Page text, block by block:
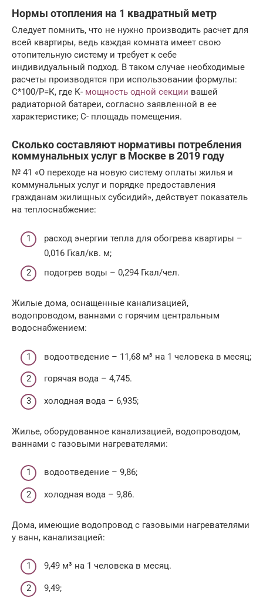
Нормы отопления на 1 квадратный метр
Следует помнить, что не нужно производить расчет для
всей квартиры, ведь каждая комната имеет свою
отопительную систему и требует к себе
индивидуальный подход. В таком случае необходимые
расчеты производятся при использовании формулы:
С*100/Р=К, где К- мощность одной секции вашей
радиаторной батареи, согласно заявленной в ее
характеристике; С- площадь помещения.
Сколько составляют нормативы потребления
коммунальных услуг в Москве в 2019 году
№ 41 «О переходе на новую систему оплаты жилья и
коммунальных услуг и порядке предоставления
гражданам жилищных субсидий», действует показатель
на теплоснабжение:
расход энергии тепла для обогрева квартиры –
0,016 Гкал/кв. м;
подогрев воды – 0,294 Гкал/чел.
Жилые дома, оснащенные канализацией,
водопроводом, ваннами с горячим центральным
водоснабжением:
водоотведение – 11,68 м³ на 1 человека в месяц;
горячая вода – 4,745.
холодная вода – 6,935;
Жилье, оборудованное канализацией, водопроводом,
ваннами с газовыми нагревателями:
водоотведение – 9,86;
холодная вода – 9,86.
Дома, имеющие водопровод с газовыми нагревателями
у ванн, канализацией:
9,49 м³ на 1 человека в месяц.
9,49;